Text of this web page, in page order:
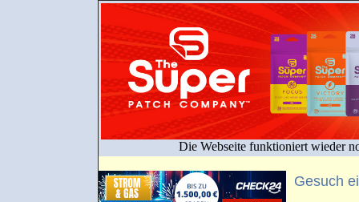
Die Webseite funktioniert wieder
Gesuch